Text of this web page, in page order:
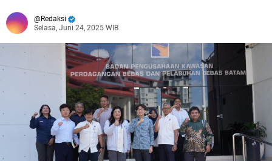
Redaksi
Selasa, Juni 24, 2025 WIB